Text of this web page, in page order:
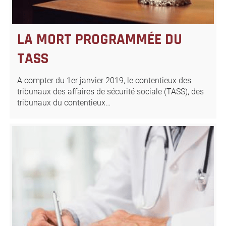
LA MORT PROGRAMMÉE DU
TASS
A compter du 1er janvier 2019, le contentieux des
tribunaux des affaires de sécurité sociale (TASS), des
tribunaux du contentieux…